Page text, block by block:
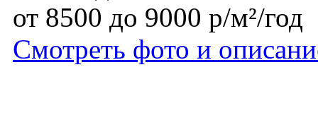
от 8500 до 9000 р/м²/год
Смотреть фото и